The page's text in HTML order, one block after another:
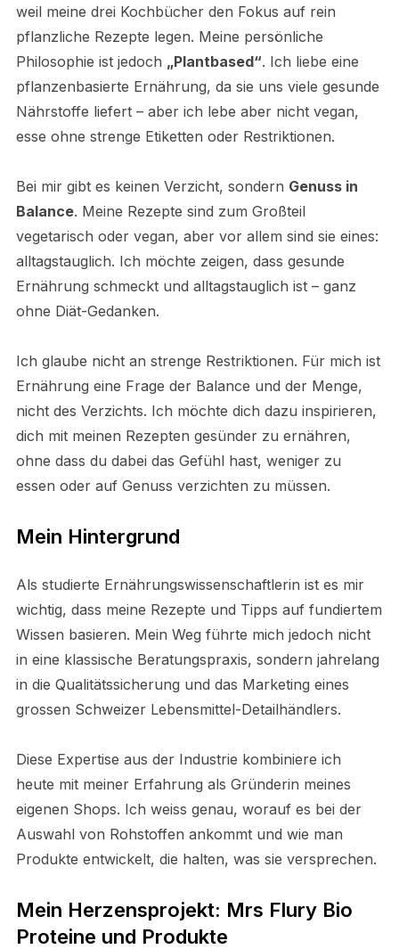
weil meine drei Kochbücher den Fokus auf rein
pflanzliche Rezepte legen. Meine persönliche
Philosophie ist jedoch „Plantbased“. Ich liebe eine
pflanzenbasierte Ernährung, da sie uns viele gesunde
Nährstoffe liefert – aber ich lebe aber nicht vegan,
esse ohne strenge Etiketten oder Restriktionen.
Bei mir gibt es keinen Verzicht, sondern Genuss in
Balance. Meine Rezepte sind zum Großteil
vegetarisch oder vegan, aber vor allem sind sie eines:
alltagstauglich. Ich möchte zeigen, dass gesunde
Ernährung schmeckt und alltagstauglich ist – ganz
ohne Diät-Gedanken.
Ich glaube nicht an strenge Restriktionen. Für mich ist
Ernährung eine Frage der Balance und der Menge,
nicht des Verzichts. Ich möchte dich dazu inspirieren,
dich mit meinen Rezepten gesünder zu ernähren,
ohne dass du dabei das Gefühl hast, weniger zu
essen oder auf Genuss verzichten zu müssen.
Mein Hintergrund
Als studierte Ernährungswissenschaftlerin ist es mir
wichtig, dass meine Rezepte und Tipps auf fundiertem
Wissen basieren. Mein Weg führte mich jedoch nicht
in eine klassische Beratungspraxis, sondern jahrelang
in die Qualitätssicherung und das Marketing eines
grossen Schweizer Lebensmittel-Detailhändlers.
Diese Expertise aus der Industrie kombiniere ich
heute mit meiner Erfahrung als Gründerin meines
eigenen Shops. Ich weiss genau, worauf es bei der
Auswahl von Rohstoffen ankommt und wie man
Produkte entwickelt, die halten, was sie versprechen.
Mein Herzensprojekt: Mrs Flury Bio
Proteine und Produkte